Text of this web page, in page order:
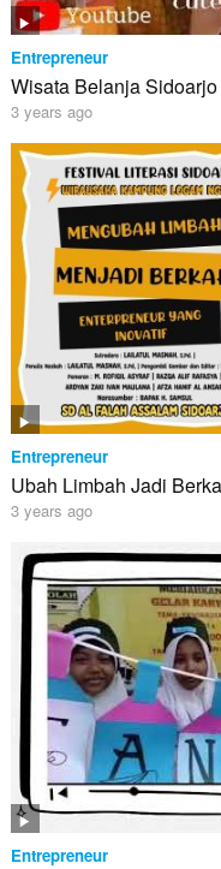
Entrepreneur
Wisata Belanja
3 years ago
Entrepreneur
Ubah Limbah Jadi
3 years ago
Entrepreneur